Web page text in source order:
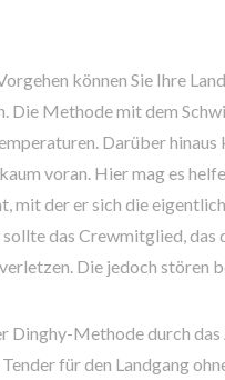
können Sie Ihre
Die Methode mit dem
Darüber
voran. Hier mag es
mit der er sich die
das Crewmitglied, das
Die jedoch stören
Dinghy-Methode durch
für den Landgang